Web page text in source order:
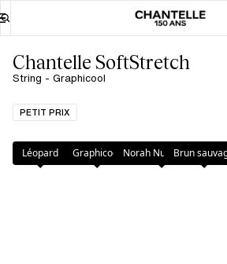
Chantelle SoftStretch
String - Graphicool
PETIT PRIX
Couleur:Graphicool
Léopard Graphicool Norah Nude Print
Brun